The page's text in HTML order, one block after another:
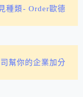
種類- Order歐德
幫你的企業加分